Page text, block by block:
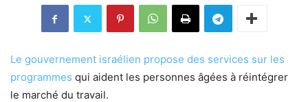
Le gouvernement israélien propose des services sur les
programmes qui aident les personnes âgées à réintégrer
le marché du travail.